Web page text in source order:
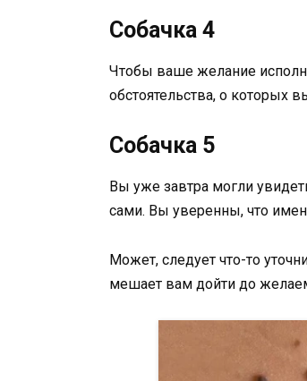
Собачка 4
Чтобы ваше желание
обстоятельства, о которых
Собачка 5
Вы уже завтра могли
сами. Вы уверенны, что
Может, следует что-то
мешает вам дойти до